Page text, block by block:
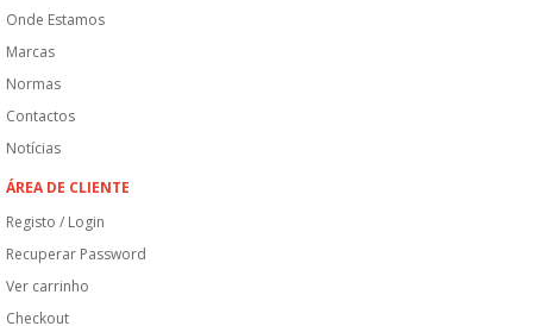
Onde Estamos
Marcas
Normas
Contactos
Notícias
ÁREA DE CLIENTE
Registo / Login
Recuperar Password
Ver carrinho
Checkout